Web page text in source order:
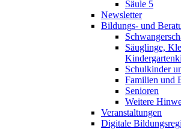
Säule 5
Newsletter
Bildungs- und
Säuglinge,
Schulkinder
Familien und
Senioren
Weitere
Veranstaltungen
Digitale